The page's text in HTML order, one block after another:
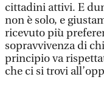
cittadini attivi. E
non è solo, e
ricevuto più
sopravvivenza di
principio va
che ci si trovi